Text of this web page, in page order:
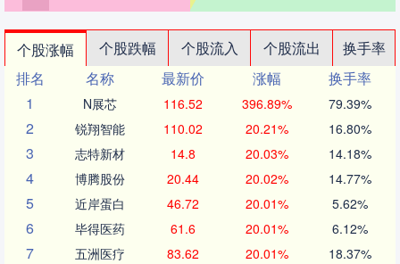
个股涨幅 个股跌幅 个股流入 个股流出
换手率
排名
名称 最新价 涨幅
换手率
1
N展芯 116.52 396.89% 79.39%
2 锐翔智能 110.02 20.21% 16.80%
3 志特新材 14.8 20.03% 14.18%
4 博腾股份 20.44 20.02% 14.77%
5 近岸蛋白 46.72 20.01% 5.62%
6 毕得医药 61.6 20.01% 6.12%
7 五洲医疗 83.62 20.01% 18.37%